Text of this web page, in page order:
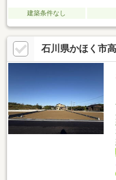
建築条件なし
石川県かほく市